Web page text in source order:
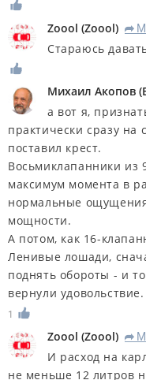
Zoool (Zoool) R
Стараюсь
Михаил Акопов (
а вот я,
практически сразу
поставил крест.
Восьмиклапанники из
максимум момента в
нормальные
мощности.
А потом, как 16-
Ленивые лошади,
поднять обороты - и
вернули удовольствие.
1
Zoool (Zoool) R
И расход на
не меньше 12 литров